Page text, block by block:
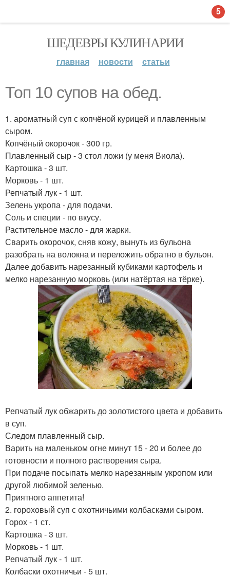
ШЕДЕВРЫ КУЛИНАРИИ
главная новости статьи
Топ 10 супов на обед.
1. ароматный суп с копчёной курицей и плавленным
сыром.
Копчёный окорочок - 300 гр.
Плавленный сыр - 3 стол ложи (у меня Виола).
Картошка - 3 шт.
Морковь - 1 шт.
Репчатый лук - 1 шт.
Зелень укропа - для подачи.
Соль и специи - по вкусу.
Растительное масло - для жарки.
Сварить окорочок, сняв кожу, вынуть из бульона
разобрать на волокна и переложить обратно в бульон.
Далее добавить нарезанный кубиками картофель и
мелко нарезанную морковь (или натёртая на тёрке).
Репчатый лук обжарить до золотистого цвета и добавить
в суп.
Следом плавленный сыр.
Варить на маленьком огне минут 15 - 20 и более до
готовности и полного растворения сыра.
При подаче посыпать мелко нарезанным укропом или
другой любимой зеленью.
Приятного аппетита!
2. гороховый суп с охотничьими колбасками сыром.
Горох - 1 ст.
Картошка - 3 шт.
Морковь - 1 шт.
Репчатый лук - 1 шт.
Колбаски охотничьи - 5 шт.
5